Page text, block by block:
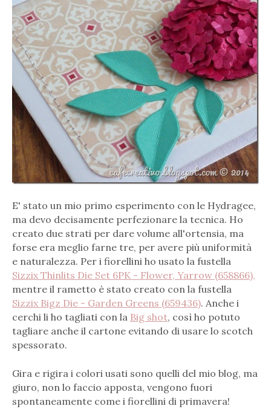
E' stato un mio primo esperimento con le Hydragee,
ma devo decisamente perfezionare la tecnica. Ho
creato due strati per dare volume all'ortensia, ma
forse era meglio farne tre, per avere più uniformità
e naturalezza. Per i fiorellini ho usato la fustella
Sizzix Thinlits Die Set 6PK - Flower, Yarrow (658866),
mentre il rametto è stato creato con la fustella
Sizzix Bigz Die - Garden Greens (659436). Anche i
cerchi li ho tagliati con la Big shot, così ho potuto
tagliare anche il cartone evitando di usare lo scotch
spessorato.
Gira e rigira i colori usati sono quelli del mio blog, ma
giuro, non lo faccio apposta, vengono fuori
spontaneamente come i fiorellini di primavera!